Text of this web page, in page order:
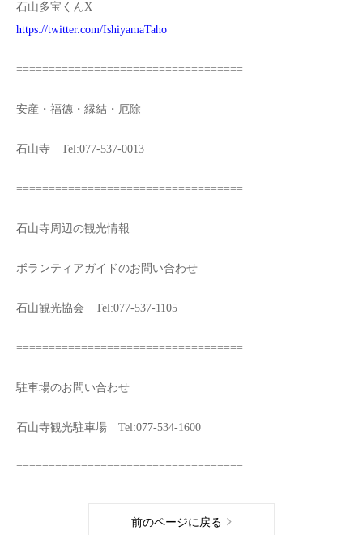
石山多宝くんX
https://twitter.com/IshiyamaTaho
===================================
安産・福徳・縁結・厄除
石山寺 Tel:077-537-0013
===================================
石山寺周辺の観光情報
ボランティアガイドのお問い合わせ
石山観光協会 Tel:077-537-1105
===================================
駐車場のお問い合わせ
石山寺観光駐車場 Tel:077-534-1600
===================================
前のページに戻る